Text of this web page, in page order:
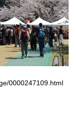
0000247109.html